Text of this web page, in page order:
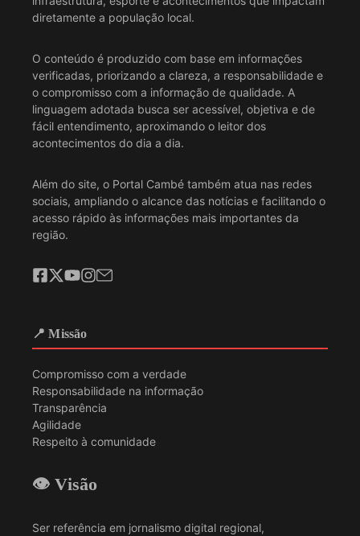
diretamente a população local.
O conteúdo é produzido com base em informações
verificadas, priorizando a clareza, a responsabilidade e
o compromisso com a informação de qualidade. A
linguagem adotada busca ser acessível, objetiva e de
fácil entendimento, aproximando o leitor dos
acontecimentos do dia a dia.
Além do site, o Portal Cambé também atua nas redes
sociais, ampliando o alcance das notícias e facilitando o
acesso rápido às informações mais importantes da
região.
📍 Missão
Compromisso com a verdade
Responsabilidade na informação
Transparência
Agilidade
Respeito à comunidade
👁️ Visão
Ser referência em jornalismo digital regional,